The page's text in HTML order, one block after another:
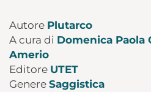
Autore Plutarco
A cura di Domenica Paola
Amerio
Editore UTET
Genere Saggistica